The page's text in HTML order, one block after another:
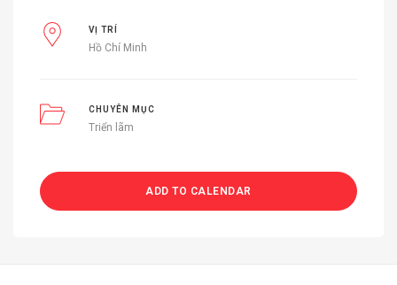
VỊ TRÍ
Hồ Chí Minh
CHUYÊN MỤC
Triển lãm
ADD TO CALENDAR